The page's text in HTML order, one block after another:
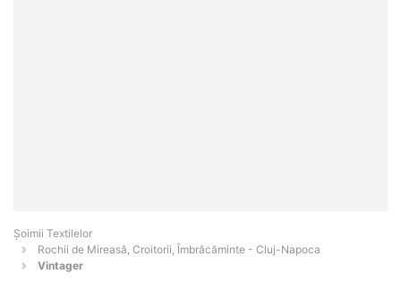
Șoimii Textilelor
Rochii de Mireasă, Croitorii, Îmbrăcăminte - Cluj-Napoca
Vintager